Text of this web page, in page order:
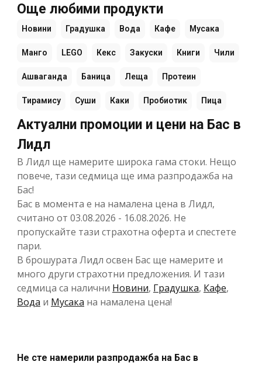
Още любими продукти
Новини Градушка Вода Кафе Мусака
Манго LEGO Кекс Закуски Книги Чили
Ашваганда Баница Леща Протеин
Тирамису Суши Каки Пробиотик Пица
Актуални промоции и цени на Бас в
Лидл
В Лидл ще намерите широка гама стоки. Нещо
повече, тази седмица ще има разпродажба на
Бас!
Бас в момента е на намалена цена в Лидл,
считано от 03.08.2026 - 16.08.2026. Не
пропускайте тази страхотна оферта и спестете
пари.
В брошурата Лидл освен Бас ще намерите и
много други страхотни предложения. И тази
седмица са налични Новини, Градушка, Кафе,
Вода и Мусака на намалена цена!
Не сте намерили разпродажба на Бас в